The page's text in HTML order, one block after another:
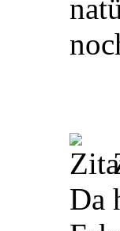
Da